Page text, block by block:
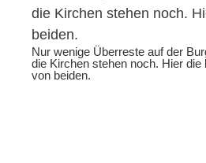
Nur wenige Überreste auf der
die Kirchen stehen noch. Hier die
von beiden.